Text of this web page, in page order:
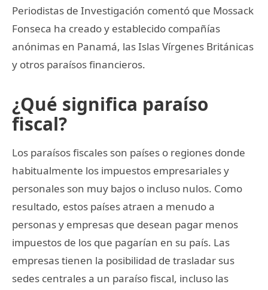
Periodistas de Investigación comentó que Mossack
Fonseca ha creado y establecido compañías
anónimas en Panamá, las Islas Vírgenes Británicas
y otros paraísos financieros.
¿Qué significa paraíso
fiscal?
Los paraísos fiscales son países o regiones donde
habitualmente los impuestos empresariales y
personales son muy bajos o incluso nulos. Como
resultado, estos países atraen a menudo a
personas y empresas que desean pagar menos
impuestos de los que pagarían en su país. Las
empresas tienen la posibilidad de trasladar sus
sedes centrales a un paraíso fiscal, incluso las